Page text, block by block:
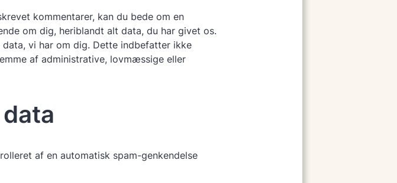
kommentarer, kan du bede om en
om dig, heriblandt alt data, du har givet os.
vi har om dig. Dette indbefatter ikke
af administrative, lovmæssige eller
af en automatisk spam-genkendelse